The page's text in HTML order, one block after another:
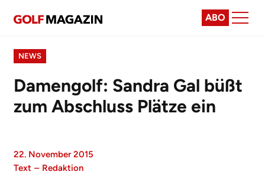
ABO
NEWS
Damengolf: Sandra Gal büßt
zum Abschluss Plätze ein
22. November 2015
Text – Redaktion